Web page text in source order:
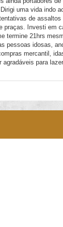
uma vida indo
de assaltos
praças. Investi em
termine 21hrs
pessoas idosas,
mercantil,
para